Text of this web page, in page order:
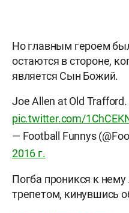
Но главным героем
остаются в стороне,
является Сын Божий.
Joe Allen at Old Trafford.
pic.twitter.com/
— Football Funnys
2016 г.
Погба проникся к
трепетом, кинувшись